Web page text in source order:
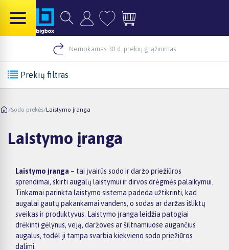
Nemokamas 30 d. prekių grąžinimas
Prekių filtras
/Sodo prekės/Laistymo įranga
Laistymo įranga
Laistymo įranga – tai įvairūs sodo ir daržo priežiūros
sprendimai, skirti augalų laistymui ir dirvos drėgmės palaikymui.
Tinkamai parinkta laistymo sistema padeda užtikrinti, kad
augalai gautų pakankamai vandens, o sodas ar daržas išliktų
sveikas ir produktyvus. Laistymo įranga leidžia patogiai
drėkinti gėlynus, veją, daržoves ar šiltnamiuose augančius
augalus, todėl ji tampa svarbia kiekvieno sodo priežiūros
dalimi.